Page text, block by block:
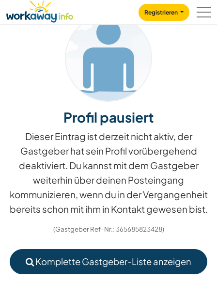
CONTENT
MAIN NAVIGATION
Registrieren
Profil pausiert
Dieser Eintrag ist derzeit nicht aktiv, der
Gastgeber hat sein Profil vorübergehend
deaktiviert. Du kannst mit dem Gastgeber
weiterhin über deinen Posteingang
kommunizieren, wenn du in der Vergangenheit
bereits schon mit ihm in Kontakt gewesen bist.
(Gastgeber Ref-Nr.: 365685823428)
Komplette Gastgeber-Liste anzeigen